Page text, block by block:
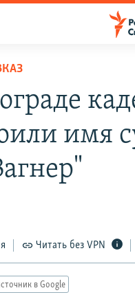
имя
Читать без VPN
в Google